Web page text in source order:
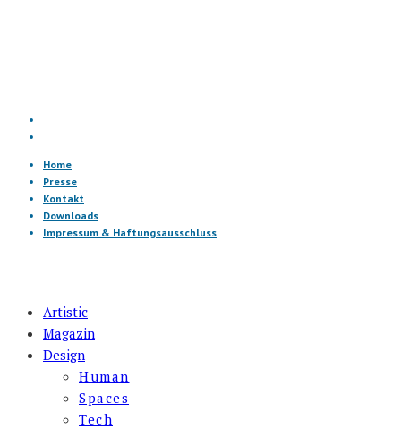
Home
Presse
Kontakt
Downloads
Impressum & Haftungsausschluss
Artistic
Magazin
Design
Human
Spaces
Tech